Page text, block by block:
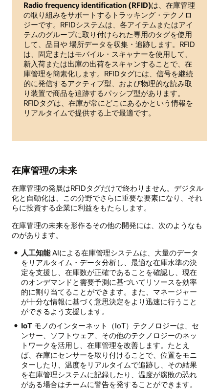
Radio frequency identification (RFID)は、在庫管理
の取り組みをサポートするトラッキング・テクノロ
ジーです。RFIDシステムは、各アイテムまたはアイ
テムのグループに取り付けられた専用のタグを使用
して、品目や 場所データを収集・追跡します。RFID
は、固定またはモバイル・スキャナーを使用して、
新入荷または出庫の出荷をスキャンすることで、在
庫管理を簡素化します。RFIDタグには、信号を継続
的に発信するアクティブ型、および物理的な読み取
り装置で商品を追跡するパッシブ型があります。
RFIDタグは、在庫が常にどこにあるかという情報を
リアルタイムで提供する上で最適です。
在庫管理の未来
在庫管理の発展はRFIDタグだけで終わりません。デジタル
化と自動化は、この分野でさらに重要な要素になり、それ
らに投資する企業に利益をもたらします。
在庫管理の未来を形作るその他の開発には、次のようなも
のがあります。
人工知能AIによる在庫管理システムは、大量のデータ
をリアルタイム・データ分析し、最適な在庫水準の決
定を支援し、在庫数が正確であることを確認し、現在
のオンデマンドと需要予測に基づいてリソースを効率
的に割り当てることができます。また、マネージャー
が十分な情報に基づく意思決定をより迅速に行うこと
ができるよう支援します。
IoTモノのインターネット（IoT）テクノロジーは、セ
ンサー、ソフトウェア、その他のテクノロジーのネッ
トワークを活用し、在庫管理を改善します。たとえ
ば、在庫にセンサーを取り付けることで、位置をモニ
ターしたり、温度をリアルタイムで追跡し、その結果
を在庫管理システムに記録したり、温度が腐敗の恐れ
がある場合はチームに警告を発することができます。